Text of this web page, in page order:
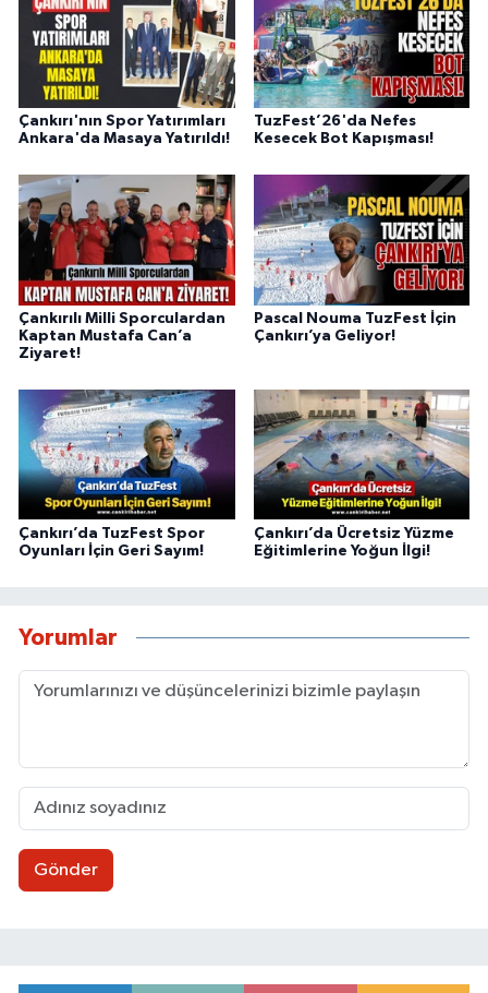
Çankırı'nın Spor Yatırımları
Ankara'da Masaya Yatırıldı!
TuzFest’26'da Nefes
Kesecek Bot Kapışması!
Çankırılı Milli Sporculardan
Kaptan Mustafa Can’a
Ziyaret!
Pascal Nouma TuzFest İçin
Çankırı’ya Geliyor!
Çankırı’da TuzFest Spor
Oyunları İçin Geri Sayım!
Çankırı’da Ücretsiz Yüzme
Eğitimlerine Yoğun İlgi!
Yorumlar
Gönder